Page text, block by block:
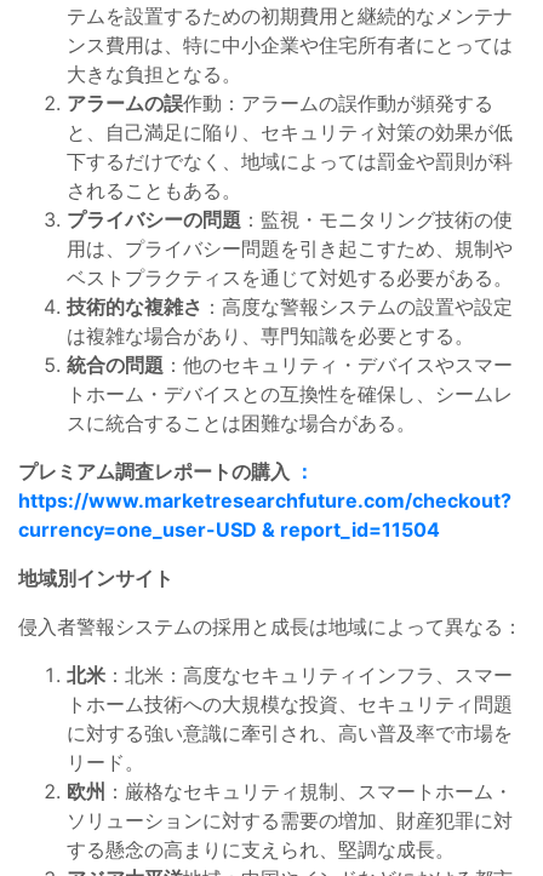
テムを設置するための初期費用と継続的なメンテナ
ンス費用は、特に中小企業や住宅所有者にとっては
大きな負担となる。
アラームの誤作動：アラームの誤作動が頻発する
と、自己満足に陥り、セキュリティ対策の効果が低
下するだけでなく、地域によっては罰金や罰則が科
されることもある。
プライバシーの問題 ：監視・モニタリング技術の使
用は、プライバシー問題を引き起こすため、規制や
ベストプラクティスを通じて対処する必要がある。
技術的な複雑さ ：高度な警報システムの設置や設定
は複雑な場合があり、専門知識を必要とする。
統合の問題 ：他のセキュリティ・デバイスやスマー
トホーム・デバイスとの互換性を確保し、シームレ
スに統合することは困難な場合がある。
プレミアム調査レポートの購入
：
https://www.marketresearchfuture.com/checkout?
currency=one_user-USD & report_id=11504
地域別インサイト
侵入者警報システムの採用と成長は地域によって異なる：
北米 ：北米：高度なセキュリティインフラ、スマー
トホーム技術への大規模な投資、セキュリティ問題
に対する強い意識に牽引され、高い普及率で市場を
リード。
欧州 ：厳格なセキュリティ規制、スマートホーム・
ソリューションに対する需要の増加、財産犯罪に対
する懸念の高まりに支えられ、堅調な成長。